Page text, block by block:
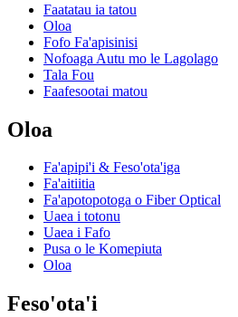
Faatatau ia tatou
Oloa
Fofo Fa'apisinisi
Nofoaga Autu mo le Lagolago
Tala Fou
Faafesootai matou
Oloa
Fa'apipi'i & Feso'ota'iga
Fa'aitiitia
Fa'apotopotoga o Fiber Optical
Uaea i totonu
Uaea i Fafo
Pusa o le Komepiuta
Oloa
Feso'ota'i